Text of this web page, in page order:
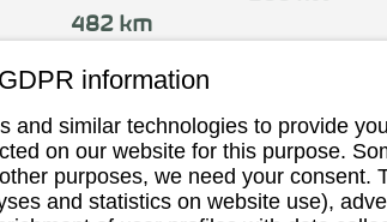
zahlreiche serienmäßige
Ausstattungsfeatures wie LED
Scheinwerfer, 19-Zoll Leichtmetallräder,
einklappbare rahmenlose Spiegel,
Sitzheizung, Metalliclackierung,
zahlreiche Assistenzsysteme und
mehr.
482 km
Ansehen
information
and similar technologies to provide
on our website for this purpose.
purposes, we need your consent.
and statistics on website use),